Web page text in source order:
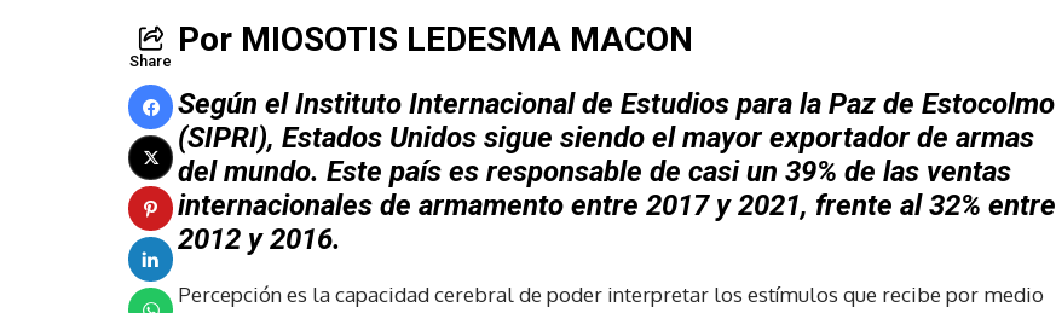
Share
Por MIOSOTIS LEDESMA MACON
Según el Instituto Internacional de Estudios para la Paz de Estocolmo
(SIPRI), Estados Unidos sigue siendo el mayor exportador de armas
del mundo. Este país es responsable de casi un 39% de las ventas
internacionales de armamento entre 2017 y 2021, frente al 32% entre
2012 y 2016.
Percepción es la capacidad cerebral de poder interpretar los estímulos que recibe por medio